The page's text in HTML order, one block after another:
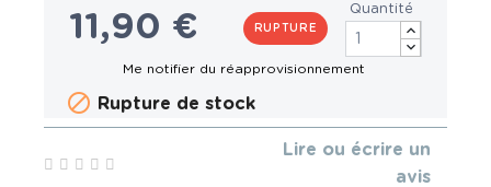
11,90 € RUPTURE
Quantité
 Rupture de stock
Lire ou écrire un
avis